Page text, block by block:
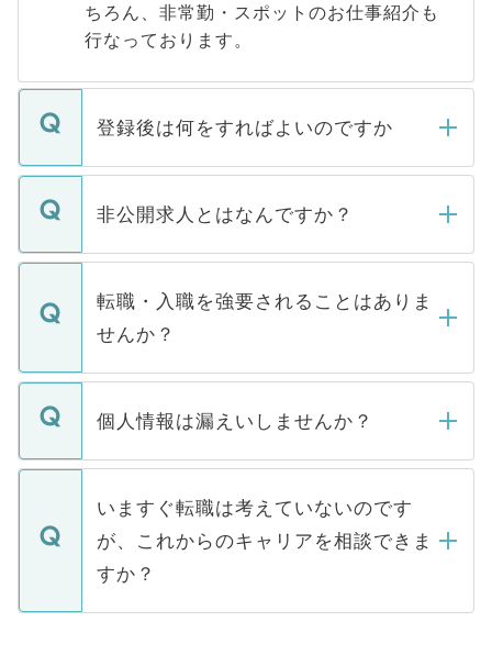
ちろん、非常勤・スポットのお仕事紹介も
行なっております。
登録後は何をすればよいのですか
ご登録いただきましたら、弊社担当者がご
登録内容を確認し、その後メールもしくは
ます。通常、5営業日以内にはご連絡をせて
いただきますので、しばらくお待ちくださ
非公開求人とはなんですか？
マイナビDOCTORで取り扱っている求人の
うち約3割は、Webサイトからご覧いただ
けない「非公開求人」です。非公開求人は
下記の理由によって、一般には公開してい
ません。
■応募殺到を避けるため 人気のある医療機
関を公にしてしまうと、応募が殺到する場
に、医療機関が求める条件に合った人材の
みを人材紹介会社に依頼するケースが増え
ています。
転職・入職を強要されることはありま
せんか？
転職・入職を強要することは一切ありませ
ん。また、仮に応募先から内定をいただい
定を承諾する必要はありません。内定先へ
の辞退の連絡はキャリアパートナーが行い
個人情報は漏えいしませんか？
個人情報が漏えいすることはありませんの
で、ご安心ください。当サイトからの登録
などで収集したご登録者様の個人情報は、
ご本人のキャリアアップおよび転職活動の
支援を目的に使用いたします。お預かりし
ているすべての個人データはご本人の許可
いますぐ転職は考えていないのです
が、これからのキャリアを相談できま
すか？